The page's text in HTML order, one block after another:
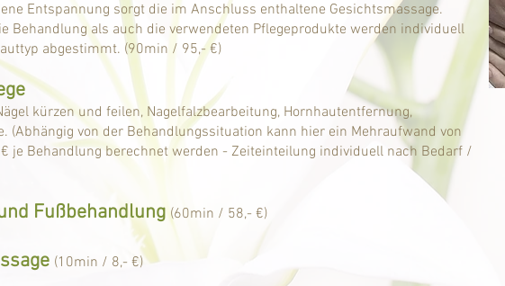
Entspannung sorgt die im Anschluss enthaltene Gesichtsmassage.
Behandlung als auch die verwendeten Pflegeprodukte werden individuell
abgestimmt. (90min / 95,- €)
kürzen und feilen, Nagelfalzbearbeitung, Hornhautentfernung,
. (Abhängig von der Behandlungssituation kann hier ein Mehraufwand von
je Behandlung berechnet werden - Zeiteinteilung individuell nach Bedarf /
Fußbehandlung (60min / 58,- €)
(10min / 8,- €)